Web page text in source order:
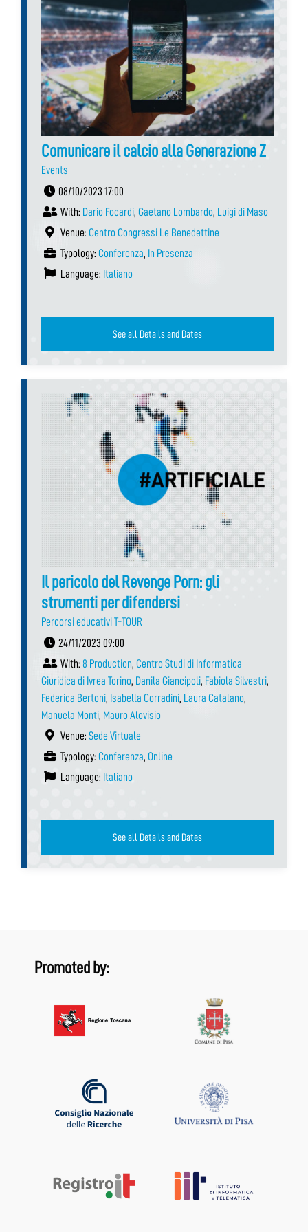
Comunicare il calcio alla Generazione Z
Events
08/10/2023 17:00
With: Dario Focardi, Gaetano Lombardo, Luigi di Maso
Venue: Centro Congressi Le Benedettine
Typology: Conferenza, In Presenza
Language: Italiano
See all Details and Dates
Il pericolo del Revenge Porn: gli
strumenti per difendersi
Percorsi educativi T-TOUR
24/11/2023 09:00
With: 8 Production, Centro Studi di Informatica
Giuridica di Ivrea Torino, Danila Giancipoli, Fabiola Silvestri,
Federica Bertoni, Isabella Corradini, Laura Catalano,
Manuela Monti, Mauro Alovisio
Venue: Sede Virtuale
Typology: Conferenza, Online
Language: Italiano
See all Details and Dates
Promoted by: